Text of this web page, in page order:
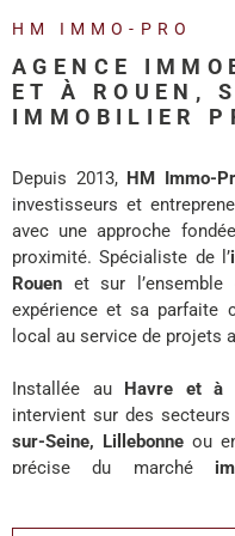
HM IMMO-PRO
AGENCE
ET À ROUEN,
IMMOBILIER
Depuis 2013, HM Immo-
investisseurs et
avec une approche
proximité. Spécialiste de l’
Rouen et sur l’ensemble
expérience et sa parfaite
local au service de projets
Installée au Havre et à
intervient sur des
sur-Seine, Lillebonneou
précise du marché